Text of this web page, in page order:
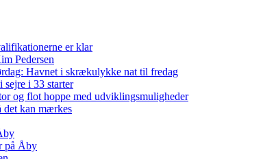
er klar
Pedersen
Havnet i skrækulykke nat til fredag
sejre i 33 starter
og flot hoppe med udviklingsmuligheder
det kan mærkes
på Åby